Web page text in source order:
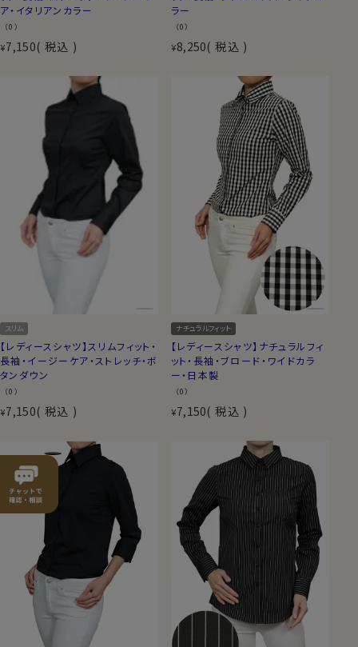
ア・イタリアンカラー
（0）
¥7,150 税込
ラー
（0）
¥8,250 税込
スリム
【レディースシャツ】スリムフィット・
長袖・イージーケア・ストレッチ・ボ
タンダウン
（0）
¥7,150 税込
ナチュラルフィット
【レディースシャツ】ナチュラルフィ
ット・長袖・ブロード・ワイドカラ
ー・日本製
（0）
¥7,150 税込